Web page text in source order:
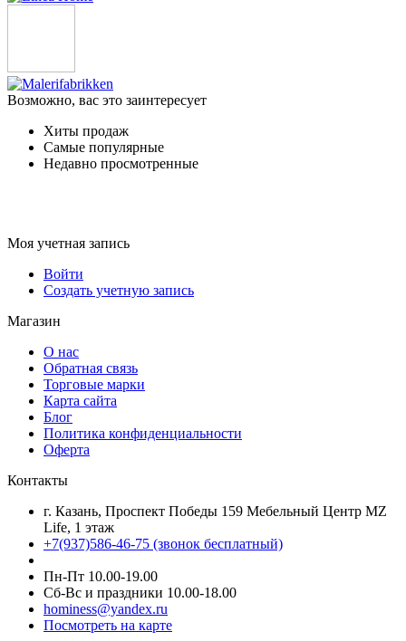
Возможно, вас это заинтересует
Хиты продаж
Самые популярные
Недавно просмотренные
Моя учетная запись
Войти
Создать учетную запись
Магазин
О нас
Обратная связь
Торговые марки
Карта сайта
Блог
Политика конфиденциальности
Оферта
Контакты
г. Казань, Проспект Победы 159 Мебельный Центр MZ
Life, 1 этаж
+7(937)586-46-75 (звонок бесплатный)
Пн-Пт 10.00-19.00
Сб-Вс и праздники 10.00-18.00
hominess@yandex.ru
Посмотреть на карте